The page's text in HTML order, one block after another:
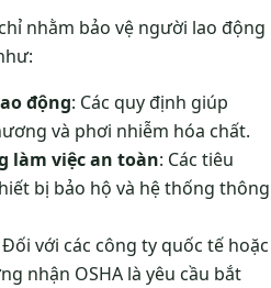
nhằm bảo vệ người lao động
động: Các quy định giúp
và phơi nhiễm hóa chất.
làm việc an toàn: Các tiêu
bị bảo hộ và hệ thống thông
Đối với các công ty quốc tế hoặc
nhận OSHA là yêu cầu bắt